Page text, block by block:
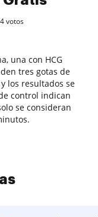
votos
una con HCG
tres gotas de
los resultados se
control indican
se consideran